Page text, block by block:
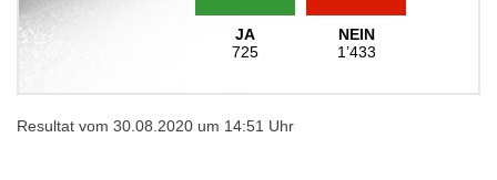
JA
725
NEIN
1’433
Resultat vom 30.08.2020 um 14:51 Uhr